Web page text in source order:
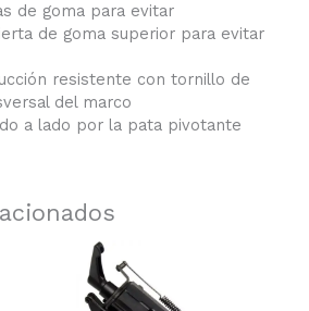
de goma para evitar
de goma superior para evitar
resistente con tornillo de
del marco
a lado por la pata pivotante